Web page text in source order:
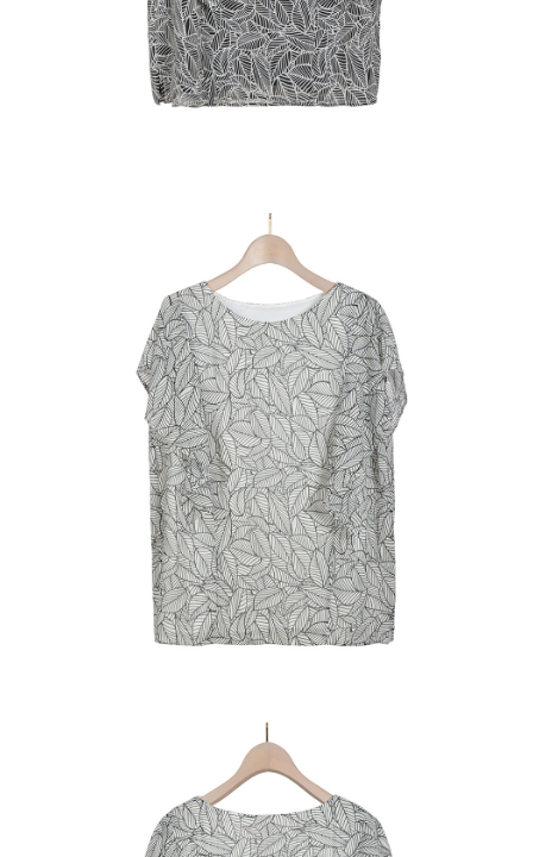
１．透過由恩沛科技股份有限公司提供之「AFTEE先享後付」服務完成之交
易，需依本服務之必要範圍內提供個人資料，並將交易相關給付款項請求債
權轉讓予恩沛科技股份有限公司。
時審查核予不同之上限額度；若仍有額度不足之情形，本公司將視審查結果
５．嚴禁一人註冊多個帳號或使用他人資訊註冊。若發現惡意使用之情形，
恩沛科技股份有限公司將有權停止該用戶之使用額度並採取法律行動。
每筆NT$120，滿NT$2,000(含以上)免運費